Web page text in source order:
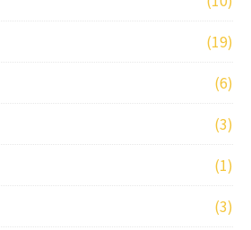
(19)
(6)
(3)
(1)
(3)